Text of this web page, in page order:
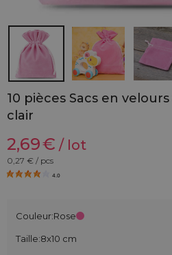
10 pièces Sacs en
clair
2,69€ / lot
0,27 € / pcs
4.0
Couleur:Rose
Taille:8x10 cm